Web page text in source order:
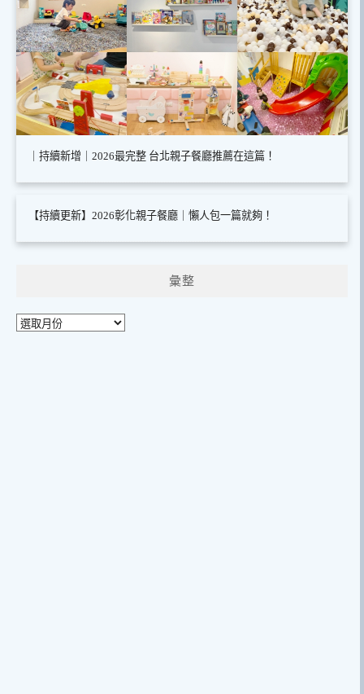
｜持續新增｜2026最完整 台北親子餐廳推薦在這篇！
【持續更新】2026彰化親子餐廳｜懶人包一篇就夠！
彙整
彙